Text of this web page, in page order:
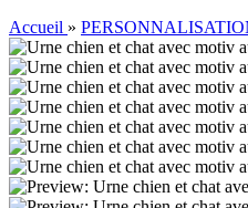
Accueil »